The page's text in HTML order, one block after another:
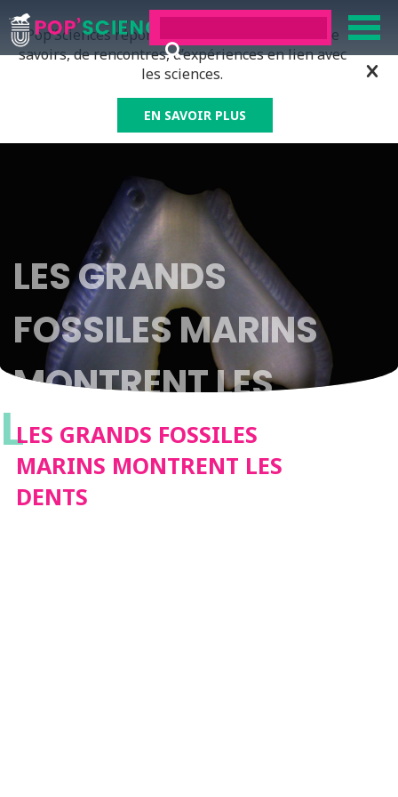
Pop’Sciences répond à tous ceux qui ont soif de
savoirs, de rencontres, d’expériences en lien avec
les sciences.
EN SAVOIR PLUS
LES GRANDS
FOSSILES MARINS
MONTRENT LES
DENTS
LLES GRANDS FOSSILES
MARINS MONTRENT LES
DENTS